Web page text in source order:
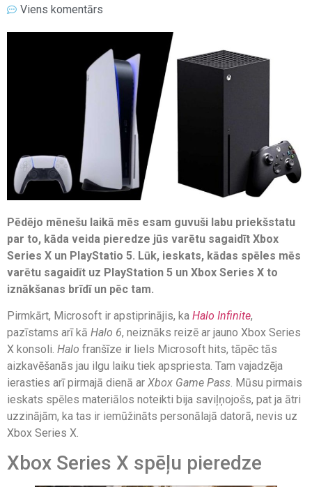
Viens komentārs
Pēdējo mēnešu laikā mēs esam guvuši labu priekšstatu
par to, kāda veida pieredze jūs varētu sagaidīt Xbox
Series X un PlayStatio 5. Lūk, ieskats, kādas spēles mēs
varētu sagaidīt uz PlayStation 5 un Xbox Series X to
iznākšanas brīdī un pēc tam.
Pirmkārt, Microsoft ir apstiprinājis, ka Halo Infinite,
pazīstams arī kā Halo 6, neiznāks reizē ar jauno Xbox Series
X konsoli. Halo franšīze ir liels Microsoft hits, tāpēc tās
aizkavēšanās jau ilgu laiku tiek apspriesta. Tam vajadzēja
ierasties arī pirmajā dienā ar Xbox Game Pass. Mūsu pirmais
ieskats spēles materiālos noteikti bija saviļņojošs, pat ja ātri
uzzinājām, ka tas ir iemūžināts personālajā datorā, nevis uz
Xbox Series X.
Xbox Series X spēļu pieredze